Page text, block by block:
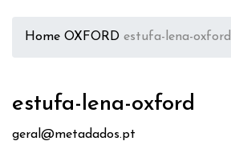
Home OXFORD estufa-lena-oxford
estufa-lena-oxford
geral@metadados.pt